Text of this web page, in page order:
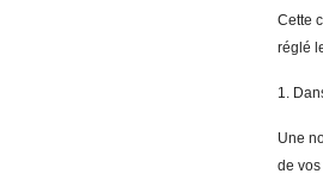
Cette
réglé
1.
Une
de